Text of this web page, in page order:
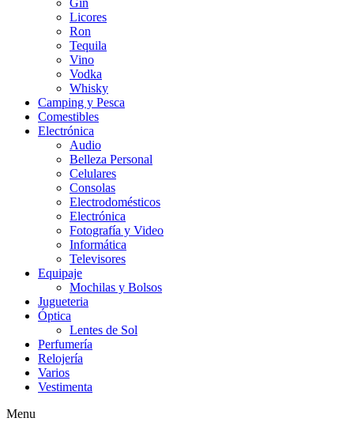
Gin
Licores
Ron
Tequila
Vino
Vodka
Whisky
Camping y Pesca
Comestibles
Electrónica
Audio
Belleza Personal
Celulares
Consolas
Electrodomésticos
Electrónica
Fotografía y Video
Informática
Televisores
Equipaje
Mochilas y Bolsos
Jugueteria
Óptica
Lentes de Sol
Perfumería
Relojería
Varios
Vestimenta
Menu